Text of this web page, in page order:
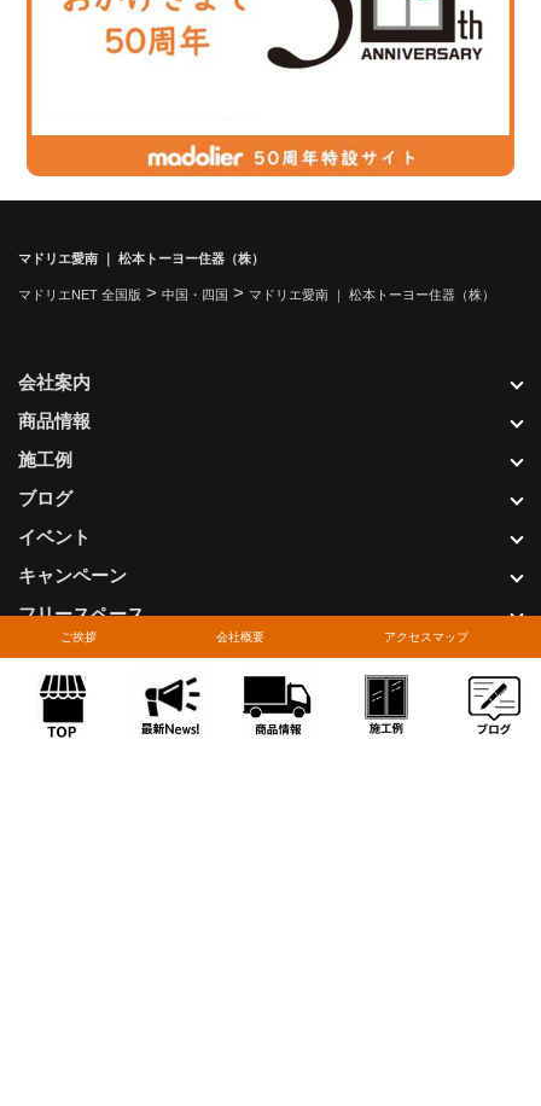
ご挨拶 会社概要 アクセスマップ
マドリエ愛南 ｜ 松本トーヨー住器（株）
マドリエNET 全国版 > 中国・四国 > マドリエ愛南 ｜ 松本トーヨー住器（株）
会社案内
商品情報
施工例
ブログ
イベント
キャンペーン
フリースペース
関連サイト
ブログリンク